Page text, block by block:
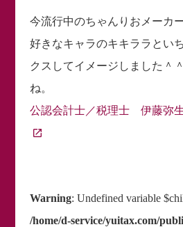
今流行中のちゃんりおメーカ
好きなキャラのキキララとい
クスしてイメージしました＾
ね。
公認会計士／税理士 伊藤弥
Warning: Undefined variable
/home/d-service/yuitax.com/